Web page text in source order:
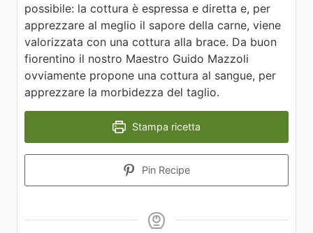
possibile: la cottura è espressa e diretta e, per
apprezzare al meglio il sapore della carne, viene
valorizzata con una cottura alla brace. Da buon
fiorentino il nostro Maestro Guido Mazzoli
ovviamente propone una cottura al sangue, per
apprezzare la morbidezza del taglio.
Stampa ricetta
Pin Recipe